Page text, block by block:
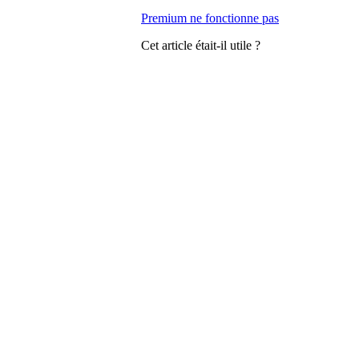
Premium ne fonctionne pas
Cet article était-il utile ?